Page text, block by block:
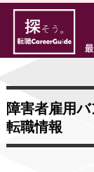
障害者雇用
転職情報